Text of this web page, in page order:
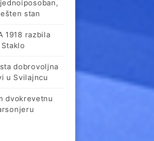
stan
1918 razbila
dobrovoljna
u Svilajncu
dvokrevetnu